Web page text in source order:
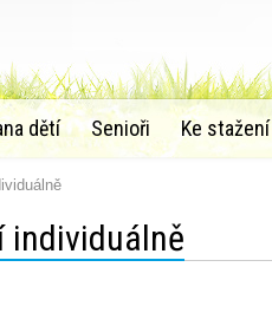
dětí Senioři Ke stažení
individuálně